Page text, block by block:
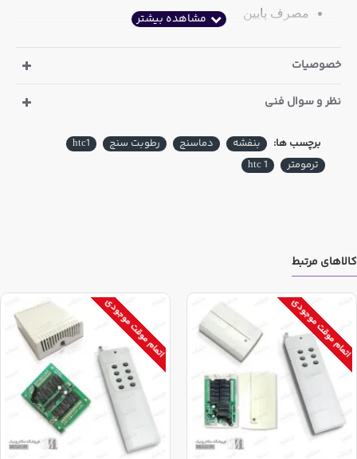
مصرف پایین
گلخانه و گل فروشی
یخچال و سردخانه
کامیونت حمل فراورده های گوشت
مرغداری
پرورش قارچ
خصوصیات
نظر و سوال فنی
برچسب ها: بنفشه دماسنج رطوبت سنج
htc1
ترمومتر
htc 1
کالاهای مرتبط
اتمام موقت موجودی اتمام موقت موجودی